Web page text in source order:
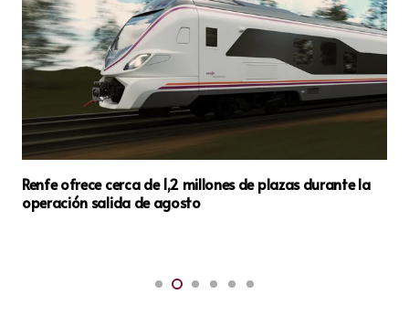
Renfe ofrece cerca de 1,2 millones de plazas durante la
operación salida de agosto